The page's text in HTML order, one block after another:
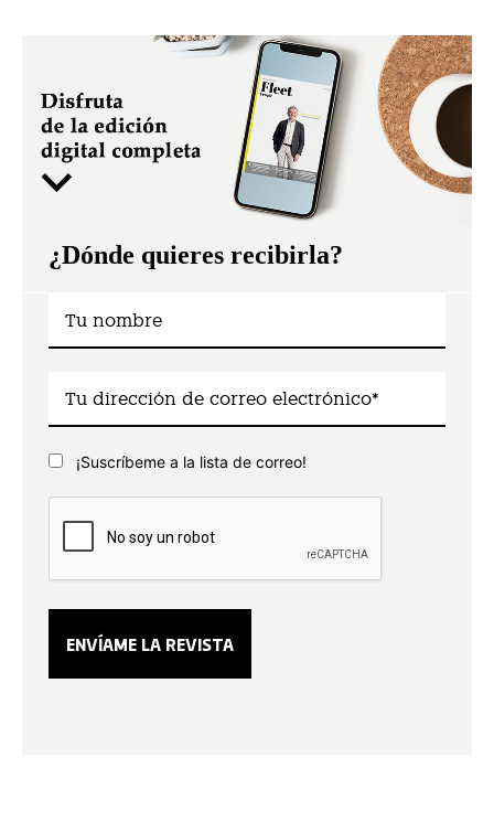
¿Dónde quieres recibirla?
¡Suscríbeme a la lista de correo!